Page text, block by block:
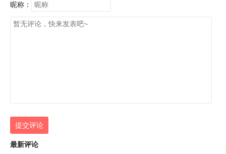
昵称：
提交评论
最新评论